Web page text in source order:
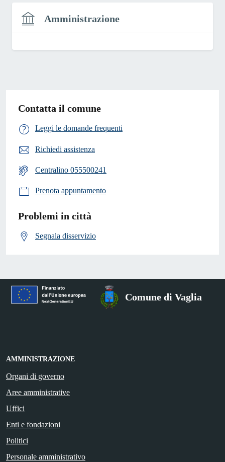
Amministrazione
Contatta il comune
Leggi le domande frequenti
Richiedi assistenza
Centralino 055500241
Prenota appuntamento
Problemi in città
Segnala disservizio
Comune di Vaglia
AMMINISTRAZIONE
Organi di governo
Aree amministrative
Uffici
Enti e fondazioni
Politici
Personale amministrativo